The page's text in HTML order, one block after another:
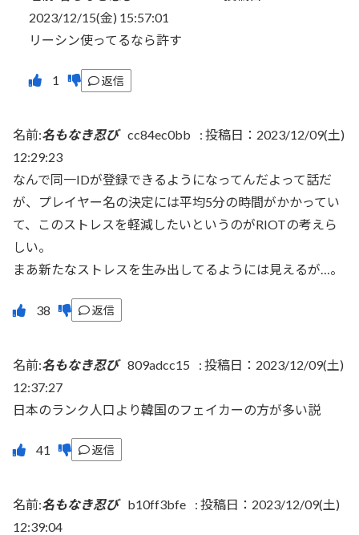
2023/12/15(金) 15:57:01
リーシン使ってるなら許す
返信
名前:名もなき忍び cc84ec0bb : 投稿日：2023/12/09(土)
12:29:23
なんで同一IDが登録できるようになってんだよって話だ
が、プレイヤー名の決定には平均5分の時間がかかってい
て、このストレスを軽減したいというのがRIOTの考えら
しい。
まあ新たなストレスを生み出してるようには見えるが…。
返信
名前:名もなき忍び 809adcc15 : 投稿日：2023/12/09(土)
12:37:27
日本のランク人口より韓国のフェイカーの方が多い説
返信
名前:名もなき忍び b10ff3bfe : 投稿日：2023/12/09(土)
12:39:04